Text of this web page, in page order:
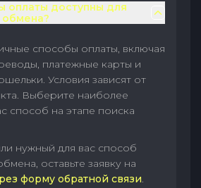
оплаты доступны для
обмена?
способы оплаты, включая
платежные карты и
Условия зависят от
Выберите наиболее
способ на этапе поиска
нужный для вас способ
оставьте заявку на
форму обратной связи.